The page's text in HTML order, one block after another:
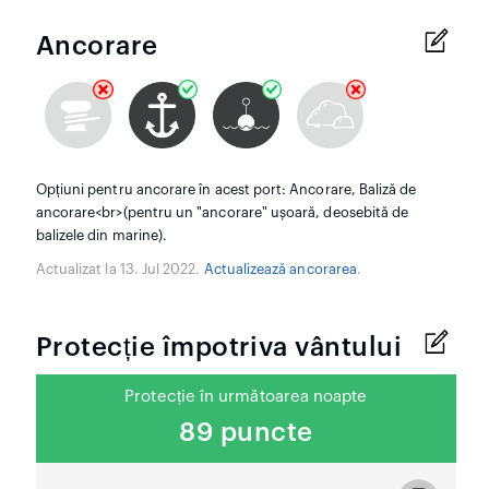
Ancorare
Opțiuni pentru ancorare în acest port: Ancorare, Baliză de
ancorare<br>(pentru un "ancorare" ușoară, deosebită de
balizele din marine).
Actualizat la 13. Jul 2022. Actualizează ancorarea.
Protecție împotriva vântului
Protecție în următoarea noapte
89 puncte